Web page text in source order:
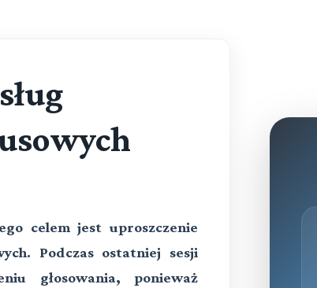
celem jest uproszczenie
Podczas ostatniej sesji
głosowania, ponieważ